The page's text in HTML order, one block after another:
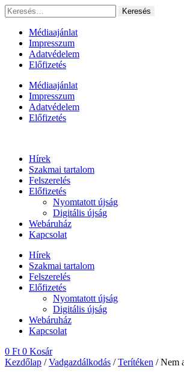
Ugrás
a
tartalomhoz
Keresés:
Médiaajánlat
Impresszum
Adatvédelem
Előfizetés
Médiaajánlat
Impresszum
Adatvédelem
Előfizetés
Hírek
Szakmai tartalom
Felszerelés
Előfizetés
Nyomtatott újság
Digitális újság
Webáruház
Kapcsolat
Hírek
Szakmai tartalom
Felszerelés
Előfizetés
Nyomtatott újság
Digitális újság
Webáruház
Kapcsolat
0 Ft 0 Kosár
Kezdőlap /Vadgazdálkodás /Terítéken / Nem